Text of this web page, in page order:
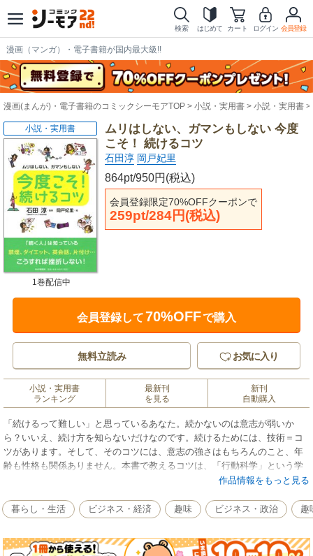
検索 はじめて カート ログイン 会員登録
漫画（マンガ）・電子書籍が国内最大級!!
漫画(まんが)・電子書籍のコミックシーモアTOP 小説・実用書 小説・実用書
ムリはしない、ガマンもしない 今度
こそ！ 続けるコツ
石田淳 岡戸妃里
864pt/950円(税込)
会員登録限定70%OFFクーポンで
259pt/284円(税込)
小説・実用書
1巻配信中
会員登録して70%OFFで購入
無料立読み お気に入り
小説・実用書
ランキング
最新刊
を見る
新刊
自動購入
「続けるって難しい」と思っているあなた。続かないのは意志が弱いか
ら？いいえ、続け方を知らないだけなのです。続けるためには、技術＝コ
ツがあります。そして、そのコツには、意志の強さはもちろんのこと、年
齢も性格も関係ありません。本書で教えるコツは、「行動科学」という学
問が基になっています。科学的方法ですから、根性なんて必要ないので
もとき、自然と続く“しくみ”を作る方法をお教えしましょう。続けるコツ
は、禁煙、ダイエット、片付け、英会話……、どんなことにも使えます。
楽しく読みながら身に付けられるように、イラストもたくさん盛り込みま
した。しかも、このコツのカギは“自分に甘く”するということ。これなら自
作品情報をもっと見る
暮らし・生活 ビジネス・経済 趣味 ビジネス・政治 趣